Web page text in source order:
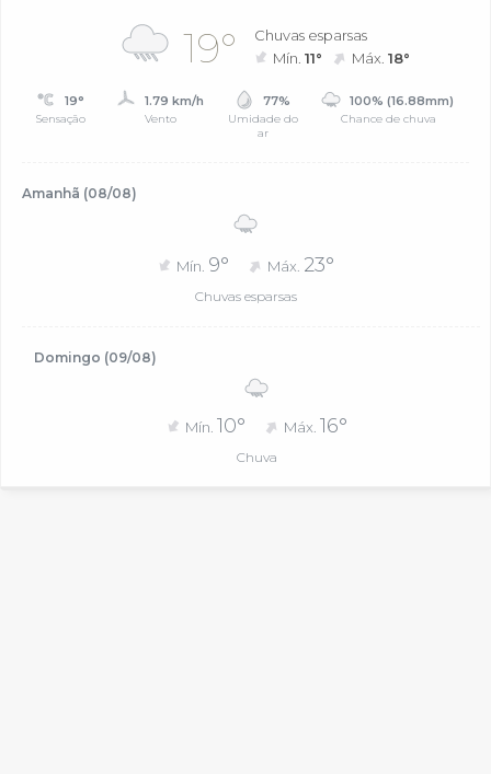
19°
Chuvas esparsas
Mín.11° Máx.18°
19°
Sensação
1.79 km/h
Vento
77%
Umidade do
ar
100% (16.88mm)
Chance de chuva
Amanhã (08/08)
Mín. 9° Máx. 23°
Chuvas esparsas
Domingo (09/08)
Mín. 10° Máx. 16°
Chuva